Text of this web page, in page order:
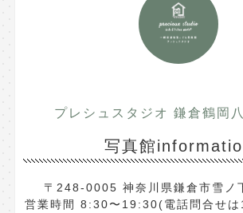
プレシュスタジオ 鎌倉鶴岡
写真館
〒248-0005 神奈川県鎌倉市雪ノ
営業時間 8:30〜19:30(電話問合せ